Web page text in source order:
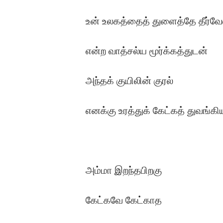
உன் உலகத்தைத் துளைத்தே
என்ற வாத்சல்ய மூர்க்கத்துடன்
அந்தக் குயிலின் குரல்
எனக்கு உரத்துக் கேட்கத்
அம்மா இறந்தபிறகு
கேட்கவே கேட்காத